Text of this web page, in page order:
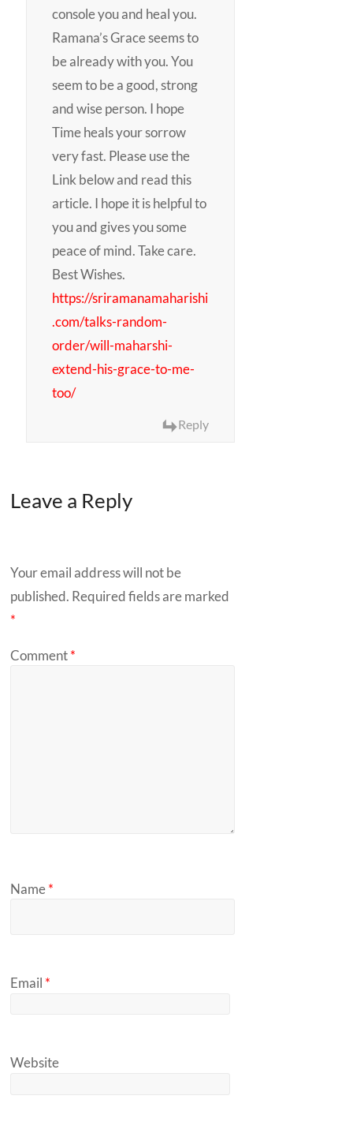
console you and heal you.
Ramana’s Grace seems to
be already with you. You
seem to be a good, strong
and wise person. I hope
Time heals your sorrow
very fast. Please use the
Link below and read this
article. I hope it is helpful to
you and gives you some
peace of mind. Take care.
Best Wishes.
https://sriramanamaharishi
.com/talks-random-
order/will-maharshi-
extend-his-grace-to-me-
too/
Reply
Leave a Reply
Your email address will not be
published. Required fields are marked
*
Comment*
Name*
Email *
Website